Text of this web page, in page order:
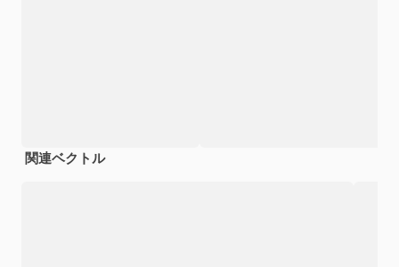
関連ベクトル